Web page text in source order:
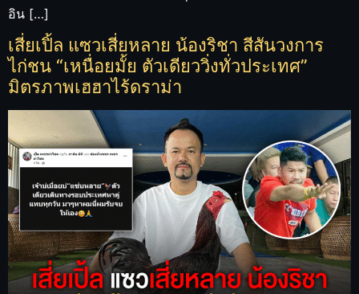
อิน […]
เสี่ยเปิ้ล แซวเสี่ยหลาย น้องริชา สีสันวงการ
ไก่ชน “เหนื่อยมั้ย ตัวเดียววิ่งทั่วประเทศ”
มิตรภาพเฮฮาไร้ดราม่า